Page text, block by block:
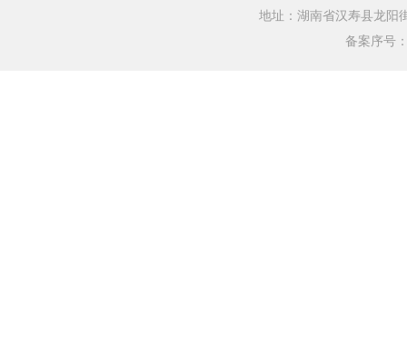
地址：湖南省汉寿县龙
备案序号